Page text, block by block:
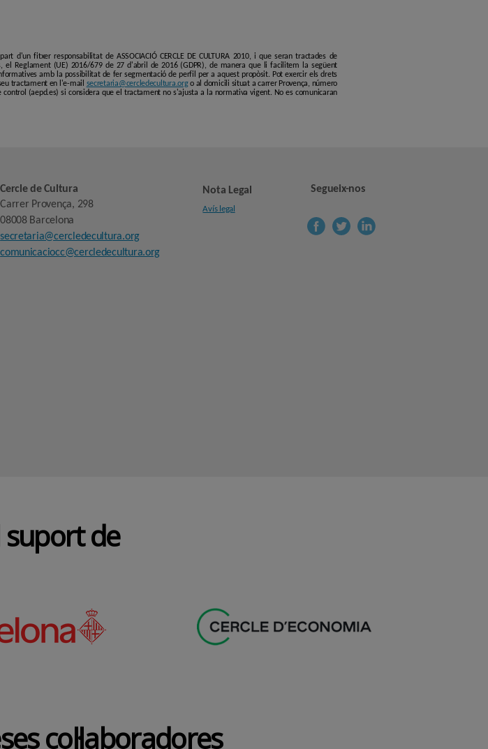
fitxer responsabilitat de ASSOCIACIÓ CERCLE DE CULTURA 2010, i que seran tractades de
Reglament (UE) 2016/679 de 27 d'abril de 2016 (GDPR), de manera que li facilitem la següent
amb la possibilitat de fer segmentació de perfil per a aquest propòsit. Pot exercir els drets
tractament en l'e-mail secretaria@cercledecultura.orgo al domicili situat a carrer Provença, número
(aepd.es) si considera que el tractament no s'ajusta a la normativa vigent. No es comunicaran
Cercle de Cultura
Carrer Provença, 298
08008 Barcelona
secretaria@cercledecultura.org
comunicaciocc@cercledecultura.org
Nota Legal
Avís legal
Segueix-nos
de
col·laboradores